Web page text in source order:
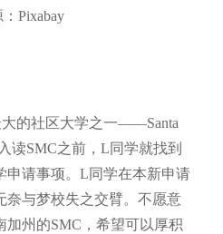
：Pixabay
的社区大学之一——Santa
读SMC之前，L同学就找到
申请事项。L同学在本新申请
奈与梦校失之交臂。不愿意
加州的SMC，希望可以厚积